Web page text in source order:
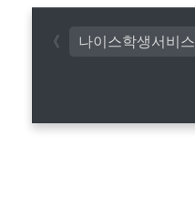
나이스학생서비스